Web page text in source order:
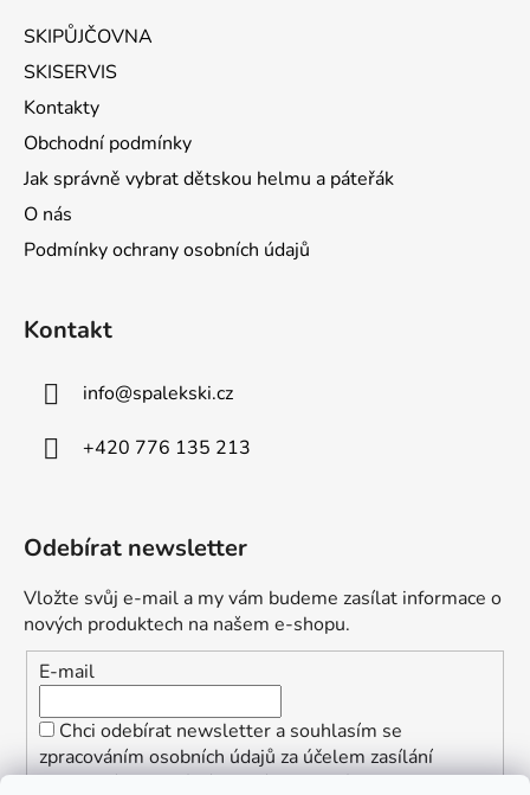
SKIPŮJČOVNA
SKISERVIS
Kontakty
Obchodní podmínky
Jak správně vybrat dětskou helmu a páteřák
O nás
Podmínky ochrany osobních údajů
Kontakt
info@spalekski.cz
+420 776 135 213
Odebírat newsletter
Vložte svůj e-mail a my vám budeme zasílat informace o
nových produktech na našem e-shopu.
E-mail
Chci odebírat newsletter a souhlasím se
zpracováním osobních údajů za účelem zasílání
informací o speciálních akcích a slevách.